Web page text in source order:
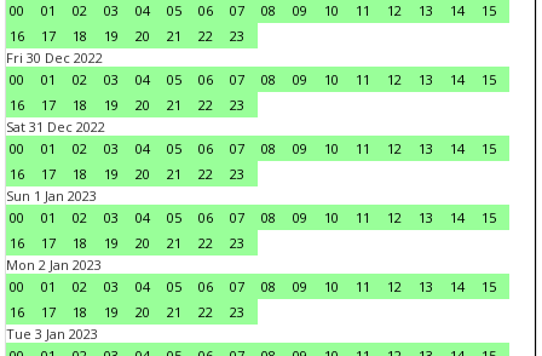
00
01 02 03 04 05 06 07 08 09 10 11 12 13 14
15
16
17 18 19 20 21 22
23
Fri 30 Dec 2022
00
01 02 03 04 05 06 07 08 09 10 11 12 13 14
15
16
17 18 19 20 21 22
23
Sat 31 Dec 2022
00
01 02 03 04 05 06 07 08 09 10 11 12 13 14
15
16
17 18 19 20 21 22
23
Sun 1 Jan 2023
00
01 02 03 04 05 06 07 08 09 10 11 12 13 14
15
16
17 18 19 20 21 22
23
Mon 2 Jan 2023
00
01 02 03 04 05 06 07 08 09 10 11 12 13 14
15
16
17 18 19 20 21 22
23
Tue 3 Jan 2023